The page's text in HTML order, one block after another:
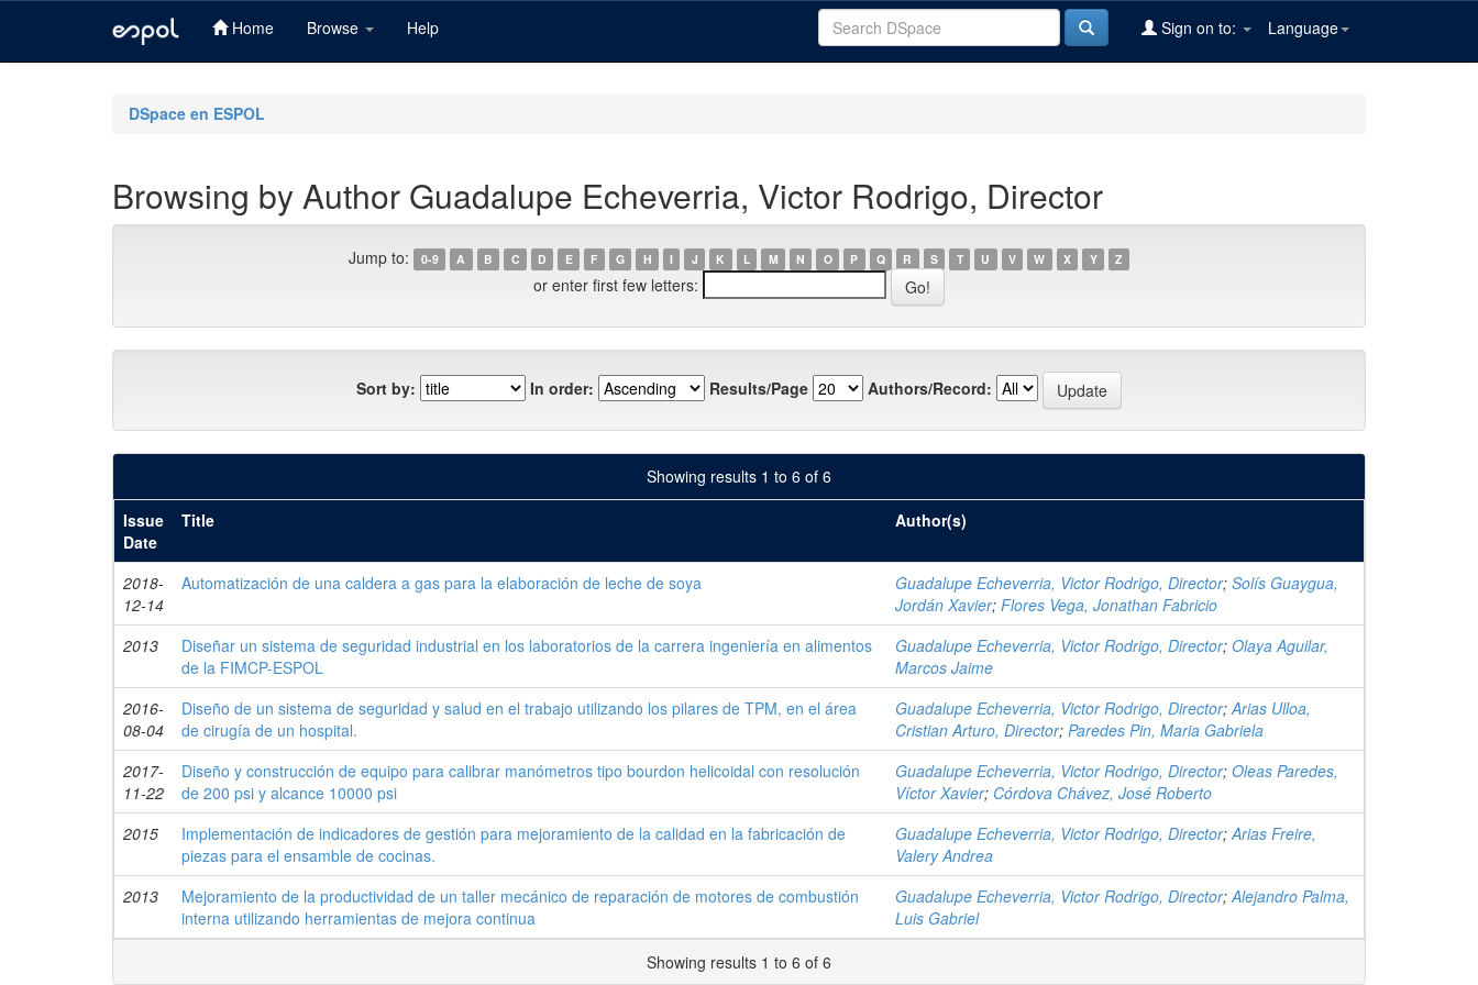
Home Browse Help Language
Sign on to:
DSpace en ESPOL
Browsing by Author Guadalupe Echeverria, Victor Rodrigo, Director
Jump to: 0-9 A B C D E F G H I J K L M N O P Q R S T U V W X Y Z
or enter first few letters:
Sort by: In order: Results/Page Authors/Record:
Showing results 1 to 6 of 6
Issue
Date
Title Author(s)
2018-
12-14
Automatización de una caldera a gas para la elaboración de leche de soya Guadalupe Echeverria, Victor Rodrigo, Director; Solís Guaygua,
Jordán Xavier; Flores Vega, Jonathan Fabricio
2013
Diseñar un sistema de seguridad industrial en los laboratorios de la carrera ingeniería en alimentos
de la FIMCP-ESPOL
Guadalupe Echeverria, Victor Rodrigo, Director; Olaya Aguilar,
Marcos Jaime
2016-
08-04
Diseño de un sistema de seguridad y salud en el trabajo utilizando los pilares de TPM, en el área
de cirugía de un hospital.
Guadalupe Echeverria, Victor Rodrigo, Director;Arias Ulloa,
Cristian Arturo, Director; Paredes Pin, Maria Gabriela
2017-
11-22
Diseño y construcción de equipo para calibrar manómetros tipo bourdon helicoidal con resolución
de 200 psi y alcance 10000 psi
Guadalupe Echeverria, Victor Rodrigo, Director; Oleas Paredes,
Víctor Xavier; Córdova Chávez, José Roberto
2015
Implementación de indicadores de gestión para mejoramiento de la calidad en la fabricación de
piezas para el ensamble de cocinas.
Guadalupe Echeverria, Victor Rodrigo, Director;Arias Freire,
Valery Andrea
2013
Mejoramiento de la productividad de un taller mecánico de reparación de motores de combustión
interna utilizando herramientas de mejora continua
Guadalupe Echeverria, Victor Rodrigo, Director;Alejandro Palma,
Luis Gabriel
Showing results 1 to 6 of 6